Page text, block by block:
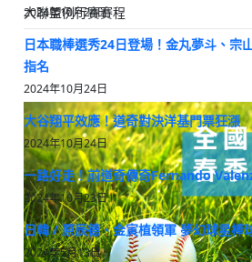
大聯盟例行賽賽程
2024年10月24日
日本職棒選秀24日登場！金丸夢斗、宗
指名
2024年10月24日
大谷翔平效應！道奇對決洋基門票狂
2024年10月24日
一路好走！前道奇傳奇Fernando
2024年10月23日
日韓 / 原辰德、金寅植領軍 夢幻球星棒
2024年5月13日